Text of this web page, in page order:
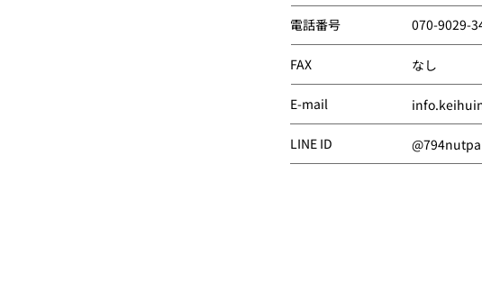
電話番号 070-9029-
FAX なし
E-mail
LINE ID @794nutpa